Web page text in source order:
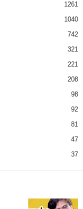
1261
1040
742
321
221
208
98
92
81
47
37